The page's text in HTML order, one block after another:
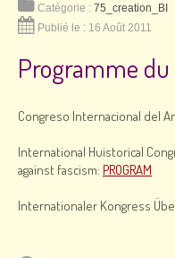
Catégorie : 75_creation_BI
Publié le : 16 Août 2011
Programme du
Congreso Internacional del
International Huistorical
against fascism: PROGRAM
Internationaler Kongress